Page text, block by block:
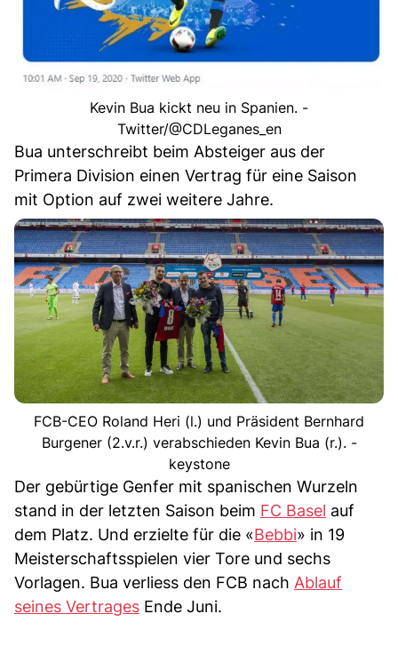
Kevin Bua kickt neu in Spanien. -
Twitter/@CDLeganes_en
Bua unterschreibt beim Absteiger aus der
Primera Division einen Vertrag für eine Saison
mit Option auf zwei weitere Jahre.
FCB-CEO Roland Heri (l.) und Präsident Bernhard
Burgener (2.v.r.) verabschieden Kevin Bua (r.). -
keystone
Der gebürtige Genfer mit spanischen Wurzeln
stand in der letzten Saison beim FC Basel auf
dem Platz. Und erzielte für die «Bebbi» in 19
Meisterschaftsspielen vier Tore und sechs
Vorlagen. Bua verliess den FCB nach Ablauf
seines Vertrages Ende Juni.